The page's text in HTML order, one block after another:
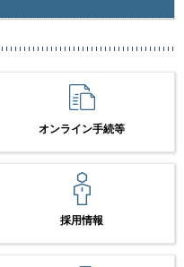
オンライン手続等
採用情報